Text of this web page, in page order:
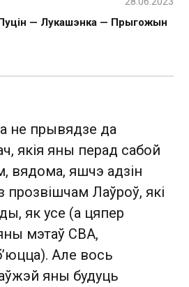
Пуцін — Лукашэнка — Прыгожын
не прывядзе да
якія яны перад сабой
вядома, яшчэ адзін
Лаўроў, які
як усе (а цяпер
мэтаў СВА,
Але вось
яны будуць